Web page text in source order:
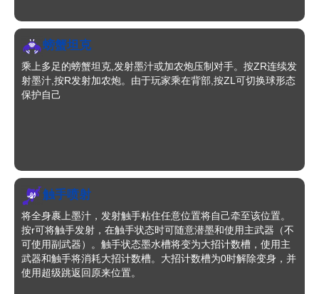
螃蟹坦克
乘上多足的螃蟹坦克,发射墨汁或加农炮压制对手。按ZR连续发
射墨汁,按R发射加农炮。由于玩家乘在背部,按ZL可切换球形态
保护自己
触手喷射
将全身裹上墨汁，发射触手粘住任意位置将自己牵至该位置。
按r可将触手发射，在触手状态时可随意潜墨和使用主武器（不
可使用副武器）。触手状态墨水槽将变为大招计数槽，使用主
武器和触手将消耗大招计数槽。大招计数槽为0时解除变身，并
使用超级跳返回原来位置。